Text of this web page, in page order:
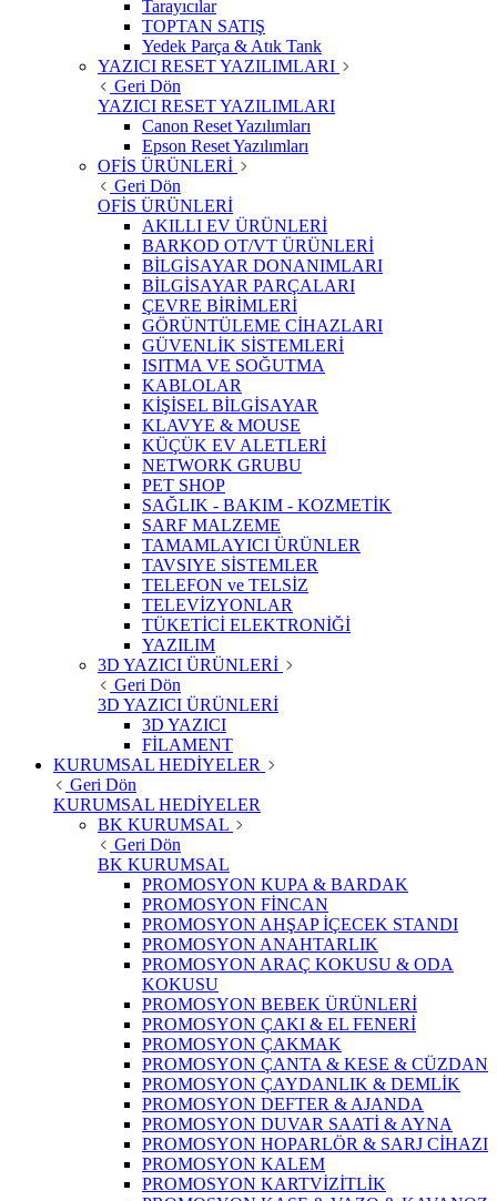
Tarayıcılar
TOPTAN SATIŞ
Yedek Parça & Atık Tank
YAZICI RESET YAZILIMLARI
Geri Dön
YAZICI RESET YAZILIMLARI
Canon Reset Yazılımları
Epson Reset Yazılımları
OFİS ÜRÜNLERİ
Geri Dön
OFİS ÜRÜNLERİ
AKILLI EV ÜRÜNLERİ
BARKOD OT/VT ÜRÜNLERİ
BİLGİSAYAR DONANIMLARI
BİLGİSAYAR PARÇALARI
ÇEVRE BİRİMLERİ
GÖRÜNTÜLEME CİHAZLARI
GÜVENLİK SİSTEMLERİ
ISITMA VE SOĞUTMA
KABLOLAR
KİŞİSEL BİLGİSAYAR
KLAVYE & MOUSE
KÜÇÜK EV ALETLERİ
NETWORK GRUBU
PET SHOP
SAĞLIK - BAKIM - KOZMETİK
SARF MALZEME
TAMAMLAYICI ÜRÜNLER
TAVSIYE SİSTEMLER
TELEFON ve TELSİZ
TELEVİZYONLAR
TÜKETİCİ ELEKTRONİĞİ
YAZILIM
3D YAZICI ÜRÜNLERİ
Geri Dön
3D YAZICI ÜRÜNLERİ
3D YAZICI
FİLAMENT
KURUMSAL HEDİYELER
Geri Dön
KURUMSAL HEDİYELER
BK KURUMSAL
Geri Dön
BK KURUMSAL
PROMOSYON KUPA & BARDAK
PROMOSYON FİNCAN
PROMOSYON AHŞAP İÇECEK STANDI
PROMOSYON ANAHTARLIK
PROMOSYON ARAÇ KOKUSU & ODA
KOKUSU
PROMOSYON BEBEK ÜRÜNLERİ
PROMOSYON ÇAKI & EL FENERİ
PROMOSYON ÇAKMAK
PROMOSYON ÇANTA & KESE & CÜZDAN
PROMOSYON ÇAYDANLIK & DEMLİK
PROMOSYON DEFTER & AJANDA
PROMOSYON DUVAR SAATİ & AYNA
PROMOSYON HOPARLÖR & SARJ CİHAZI
PROMOSYON KALEM
PROMOSYON KARTVİZİTLİK